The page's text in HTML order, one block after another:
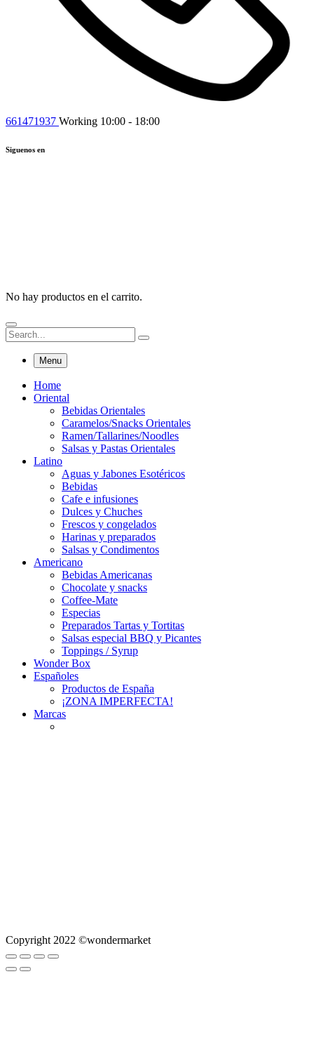
661471937 Working 10:00 - 18:00
Siguenos en
No hay productos en el carrito.
Menu
Home
Oriental
Bebidas Orientales
Caramelos/Snacks Orientales
Ramen/Tallarines/Noodles
Salsas y Pastas Orientales
Latino
Aguas y Jabones Esotéricos
Bebidas
Cafe e infusiones
Dulces y Chuches
Frescos y congelados
Harinas y preparados
Salsas y Condimentos
Americano
Bebidas Americanas
Chocolate y snacks
Coffee-Mate
Especias
Preparados Tartas y Tortitas
Salsas especial BBQ y Picantes
Toppings / Syrup
Wonder Box
Españoles
Productos de España
¡ZONA IMPERFECTA!
Marcas
Copyright 2022 ©wondermarket